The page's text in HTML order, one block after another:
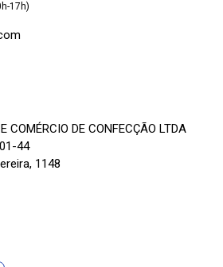
17h)
COMÉRCIO DE CONFECÇÃO LTDA
44
1148